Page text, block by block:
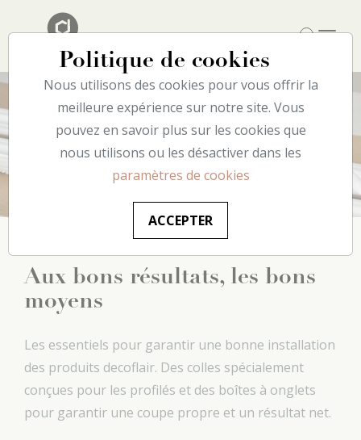
Accessoires
Aux bons résultats, les bons
moyens
Les essentiels pour garantir une bonne installation
des produits decoflair. Des colles spécialement
conçues pour les profilés et des boîtes à onglets
pour garantir une coupe propre et un résultat net.
Politique de cookies
Nous utilisons des cookies pour vous offrir la
meilleure expérience sur notre site. Vous
pouvez en savoir plus sur les cookies que
nous utilisons ou les désactiver dans les
paramètres de cookies
ACCEPTER